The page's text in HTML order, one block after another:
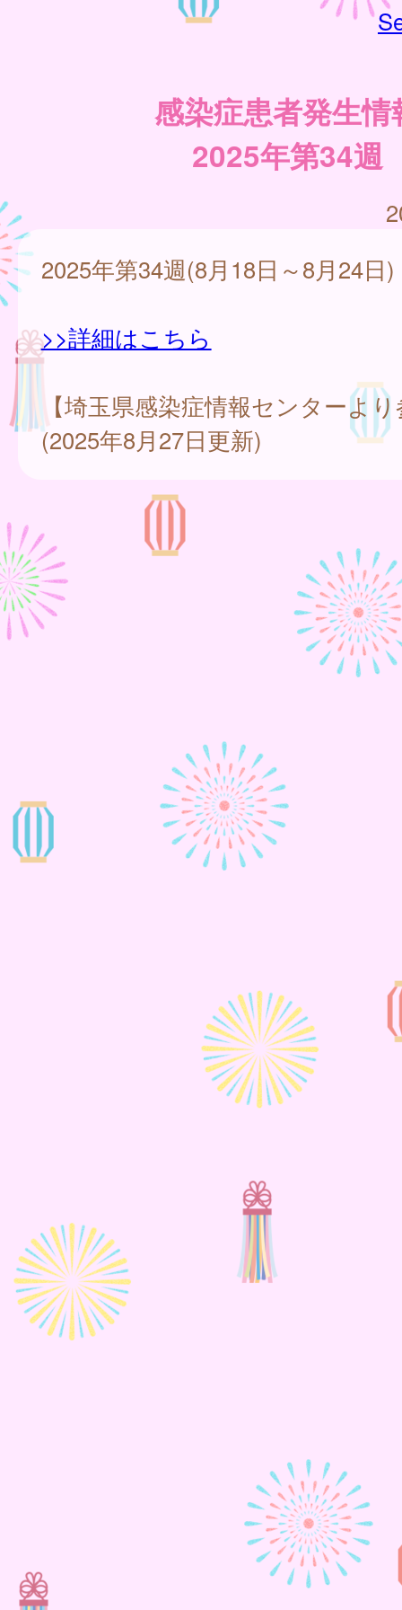
感染症患者発生情
2025年第34週
2025年第34週(8月18日～8月24日)
>>詳細はこちら
【埼玉県感染症情報センターよ
(2025年8月27日更新)